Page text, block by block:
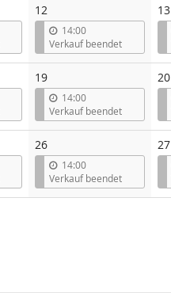
12
14:00
Verkauf beendet
13
19
14:00
Verkauf beendet
20
26
14:00
Verkauf beendet
27